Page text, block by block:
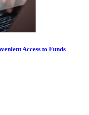
Access to Funds